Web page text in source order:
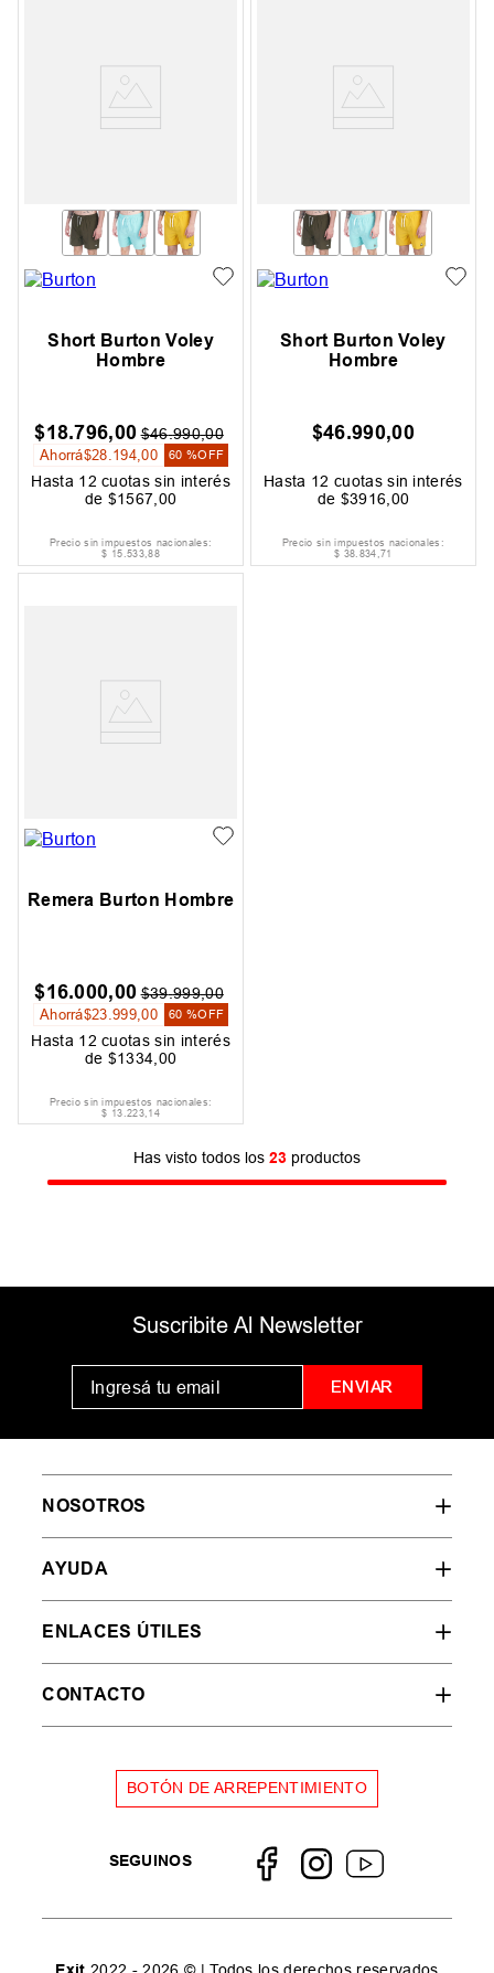
Short Burton Voley
Hombre
$18.796,00 $46.990,00
Ahorrá$28.194,00 60 %OFF
Hasta 12 cuotas sin interés
de $1567,00
Precio sin impuestos nacionales:
$ 15.533,88
Short Burton Voley
Hombre
$46.990,00
Hasta 12 cuotas sin interés
de $3916,00
Precio sin impuestos nacionales:
$ 38.834,71
Remera Burton Hombre
$16.000,00 $39.999,00
Ahorrá$23 .999 ,00 60 %OFF
Hasta 12 cuotas sin interés
de $1334 00
Precio sin impuestos nacionales:
$ 13.223,14
Has visto todos los 23 productos
Suscribite Al Newsletter
ENVIAR
NOSOTROS
AYUDA
ENLACES ÚTILES
CONTACTO
BOTÓN DE ARREPENTIMIENTO
SEGUINOS